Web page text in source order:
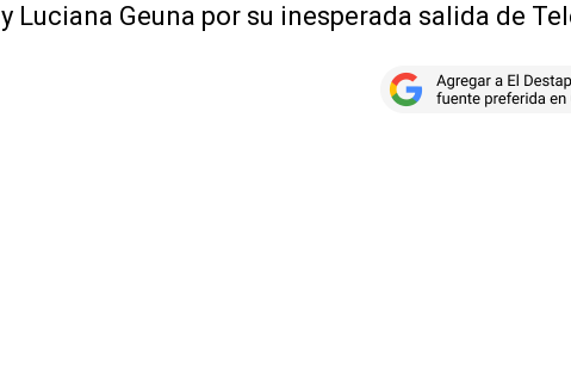
Luciana Geuna por su inesperada salida de